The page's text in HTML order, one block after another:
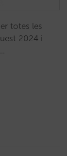
totes les
2024 i